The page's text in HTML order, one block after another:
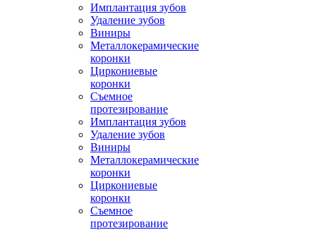
Имплантация зубов
Удаление зубов
Виниры
Металлокерамические
коронки
Циркониевые
коронки
Съемное
протезирование
Имплантация зубов
Удаление зубов
Виниры
Металлокерамические
коронки
Циркониевые
коронки
Съемное
протезирование